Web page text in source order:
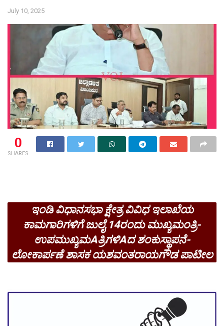
July 10, 2025
0
SHARES
ಇಂಡಿ ವಿಧಾನಸಭಾ ಕ್ಷೇತ್ರ ವಿವಿಧ ಇಲಾಖೆಯ
ಕಾಮಗಾರಿಗಳಿಗೆ ಜುಲೈ 14ರಂದು ಮುಖ್ಯಮಂತ್ರಿ-
ಉಪಮುಖ್ಯಮAತ್ರಿಗಳಿAದ ಶಂಕುಸ್ಥಾಪನೆ-
ಲೋಕಾರ್ಪಣೆ ಶಾಸಕ ಯಶವಂತರಾಯಗೌಡ ಪಾಟೀಲ